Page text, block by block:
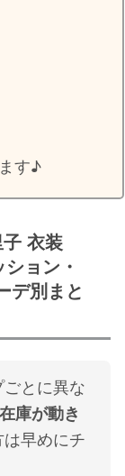
す♪
子 衣装
ョン・
デ別まと
とに異な
在庫が動き
早めにチ